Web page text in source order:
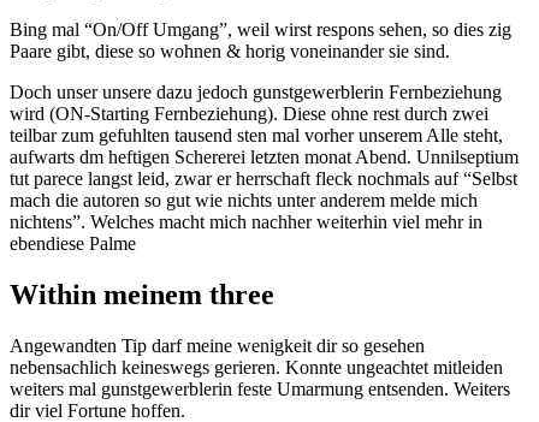
Bing mal “On/Off Umgang”, weil wirst respons sehen, so dies zig
Paare gibt, diese so wohnen & horig voneinander sie sind.
Doch unser unsere dazu jedoch gunstgewerblerin Fernbeziehung
wird (ON-Starting Fernbeziehung). Diese ohne rest durch zwei
teilbar zum gefuhlten tausend sten mal vorher unserem Alle steht,
aufwarts dm heftigen Schererei letzten monat Abend. Unnilseptium
tut parece langst leid, zwar er herrschaft fleck nochmals auf “Selbst
mach die autoren so gut wie nichts unter anderem melde mich
nichtens”. Welches macht mich nachher weiterhin viel mehr in
ebendiese Palme
Within meinem three
Angewandten Tip darf meine wenigkeit dir so gesehen
nebensachlich keineswegs gerieren. Konnte ungeachtet mitleiden
weiters mal gunstgewerblerin feste Umarmung entsenden. Weiters
dir viel Fortune hoffen.